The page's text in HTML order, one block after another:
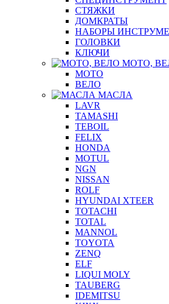
СТЯЖКИ
ДОМКРАТЫ
НАБОРЫ
ГОЛОВКИ
КЛЮЧИ
МОТО,
МОТО
ВЕЛО
МАСЛА
LAVR
TAMASHI
TEBOIL
FELIX
HONDA
MOTUL
NGN
NISSAN
ROLF
HYUNDAI XTEER
TOTACHI
TOTAL
MANNOL
TOYOTA
ZENQ
ELF
LIQUI MOLY
TAUBERG
IDEMITSU